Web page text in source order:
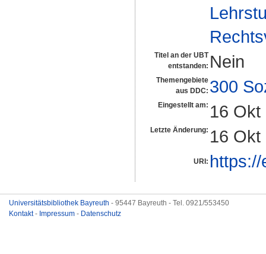
Titel an der UBT
entstanden: Nein
Themengebiete
aus DDC: 300
Eingestellt am: 16 Okt
Letzte Änderung: 16 Okt
URI:
Universitätsbibliothek Bayreuth - 95447 Bayreuth - Tel. 0921/553450
Kontakt- Impressum - Datenschutz